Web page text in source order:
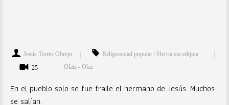
Jesús Torres Obrejo
Religiosidad popular / Herria eta erlijioa
25
Olatz - Olaz
En el pueblo solo se fue fraile el hermano de Jesús. Muchos
se salían.